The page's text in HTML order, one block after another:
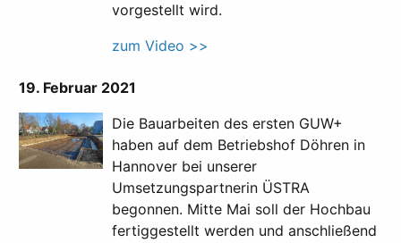
vorgestellt wird.
zum Video >>
19. Februar 2021
Die Bauarbeiten des ersten GUW+
haben auf dem Betriebshof Döhren in
Hannover bei unserer
Umsetzungspartnerin ÜSTRA
begonnen. Mitte Mai soll der Hochbau
fertiggestellt werden und anschließend